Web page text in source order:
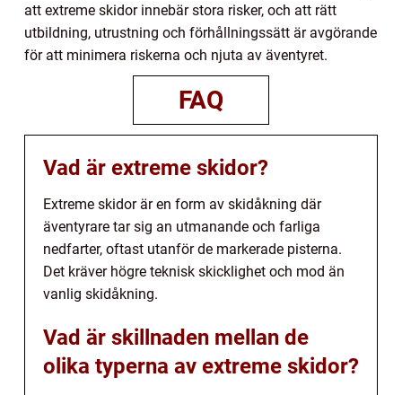
att extreme skidor innebär stora risker, och att rätt
utbildning, utrustning och förhållningssätt är avgörande
för att minimera riskerna och njuta av äventyret.
FAQ
Vad är extreme skidor?
Extreme skidor är en form av skidåkning där
äventyrare tar sig an utmanande och farliga
nedfarter, oftast utanför de markerade pisterna.
Det kräver högre teknisk skicklighet och mod än
vanlig skidåkning.
Vad är skillnaden mellan de
olika typerna av extreme skidor?